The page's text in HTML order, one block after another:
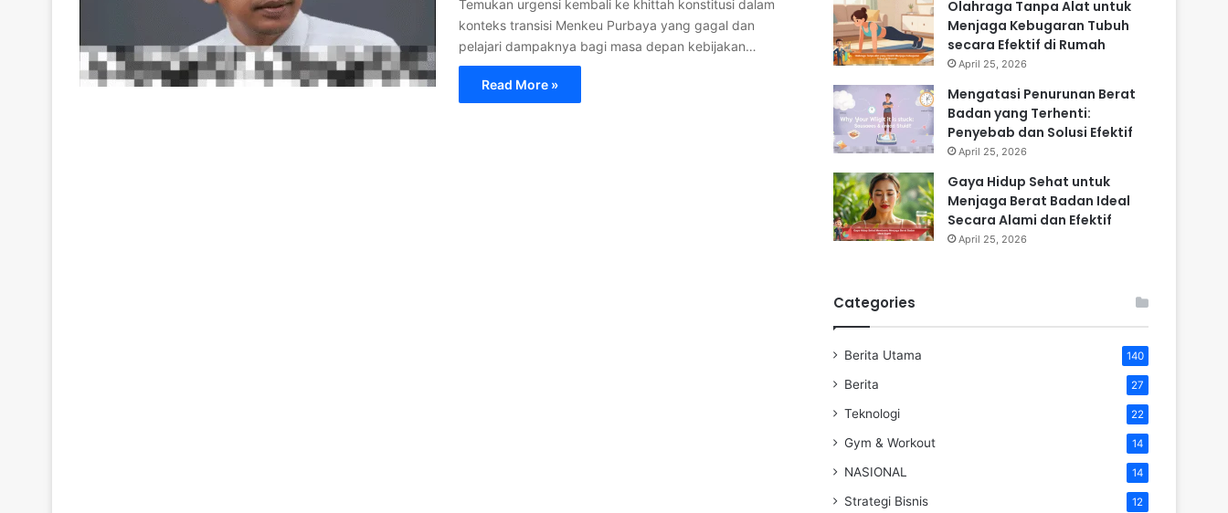
Temukan urgensi kembali ke khittah konstitusi dalam
konteks transisi Menkeu Purbaya yang gagal dan
pelajari dampaknya bagi masa depan kebijakan…
Read More »
Olahraga Tanpa Alat untuk
Menjaga Kebugaran Tubuh
secara Efektif di Rumah
April 25, 2026
Mengatasi Penurunan Berat
Badan yang Terhenti:
Penyebab dan Solusi Efektif
April 25, 2026
Gaya Hidup Sehat untuk
Menjaga Berat Badan Ideal
Secara Alami dan Efektif
April 25, 2026
Categories
Berita Utama 140
Berita 27
Teknologi 22
Gym & Workout 14
NASIONAL 14
Strategi Bisnis 12